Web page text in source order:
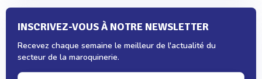
INSCRIVEZ-VOUS À NOTRE NEWSLETTER
Recevez chaque semaine le meilleur de l'actualité du
secteur de la maroquinerie.